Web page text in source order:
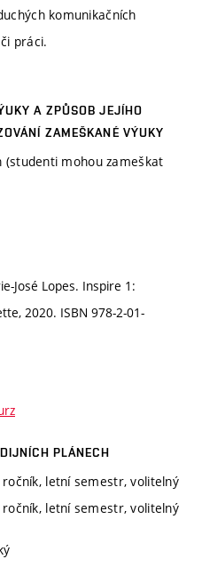
komunikačních
práci.
A ZPŮSOB JEJÍHO
ZAMEŠKANÉ VÝUKY
(studenti mohou zameškat
José Lopes. Inspire 1:
2020. ISBN 978-2-01-
PLÁNECH
letní semestr, volitelný
letní semestr, volitelný